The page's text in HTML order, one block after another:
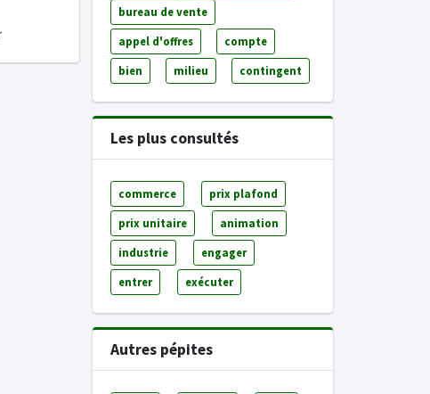
bureau de vente
appel d'offres compte
bien milieu contingent
Les plus consultés
commerce prix plafond
prix unitaire animation
industrie engager
entrer exécuter
Autres pépites